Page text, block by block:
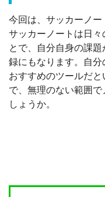
今回は、サッカーノー
サッカーノートは日々
とで、自分自身の課
録にもなります。自分
おすすめのツールだ
で、無理のない範囲
しょうか。